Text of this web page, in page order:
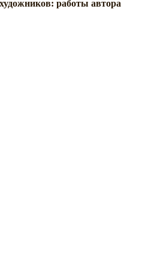
работы автора